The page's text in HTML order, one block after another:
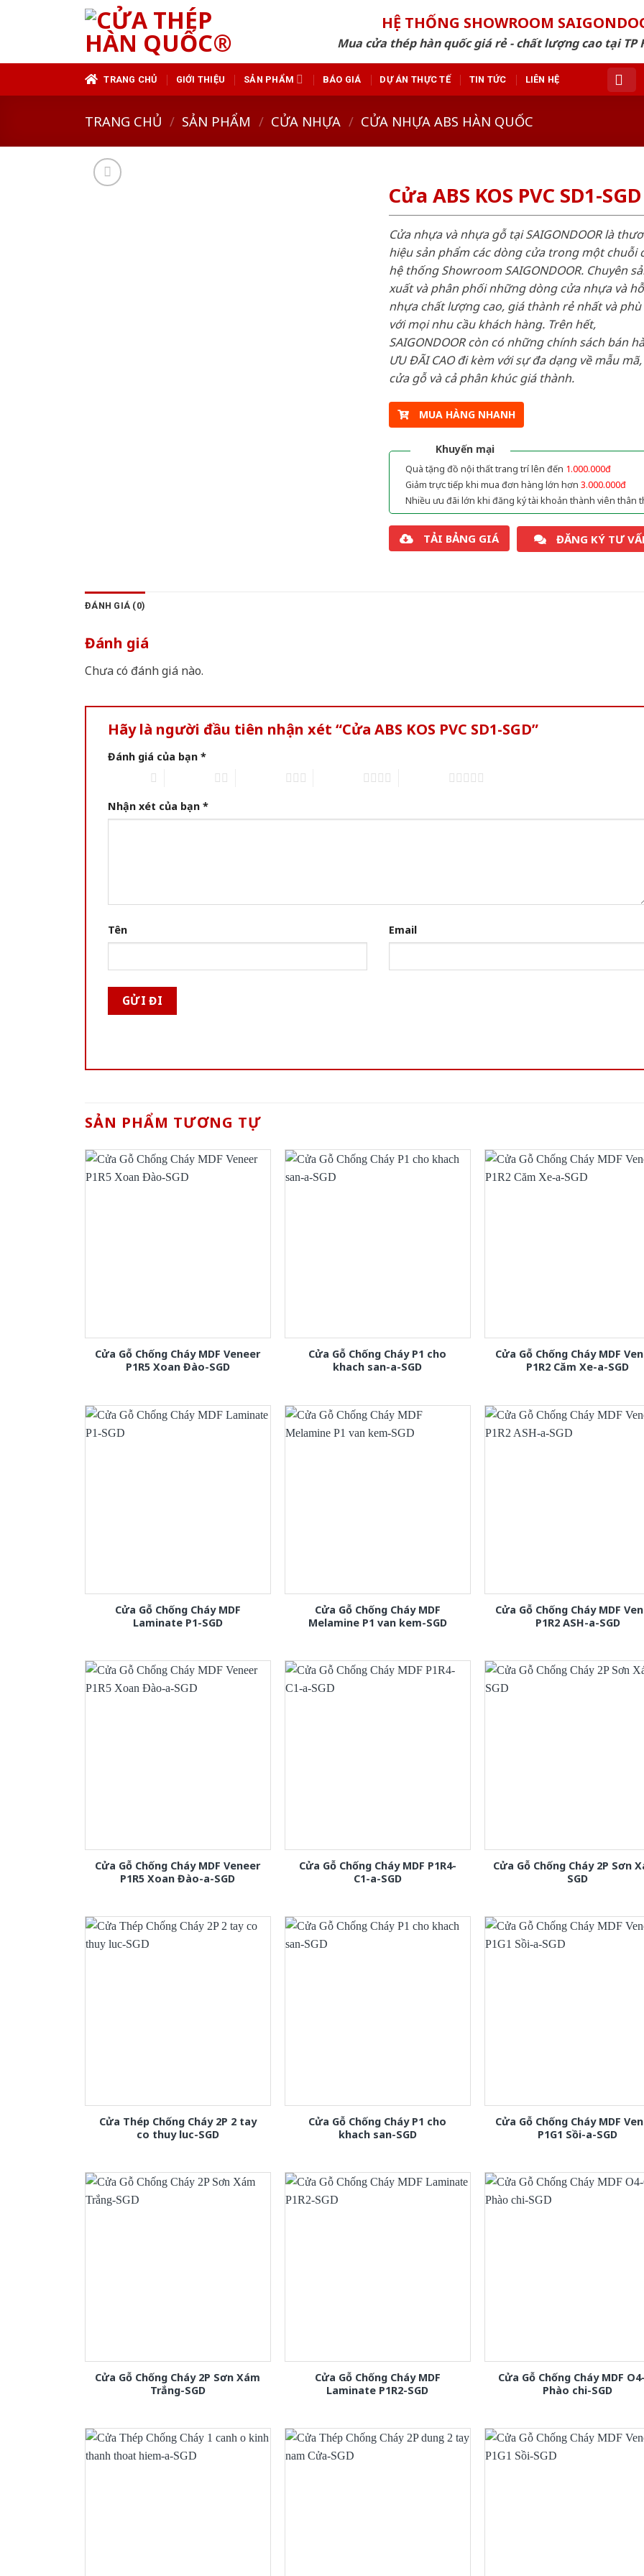
HỆ THỐNG SHOWROOM
Mua cửa thép hàn quốc giá rẻ - chất lượng cao tại TP
TRANG CHỦ GIỚI THIỆU SẢN PHẨM BÁO GIÁ DỰ ÁN THỰC TẾ TIN TỨC LIÊN HỆ
TRANG CHỦ / SẢN PHẨM / CỬA NHỰA / CỬA NHỰA ABS HÀN QUỐC
Cửa ABS KOS PVC SD1-SGD
Cửa nhựa và nhựa gỗ tại SAIGONDOOR là
hiệu sản phẩm các dòng cửa trong một chuỗi
hệ thống Showroom SAIGONDOOR. Chuyên
xuất và phân phối những dòng cửa nhựa và
nhựa chất lượng cao, giá thành rẻ nhất và
với mọi nhu cầu khách hàng. Trên hết,
SAIGONDOOR còn có những chính sách bán
ƯU ĐÃI CAO đi kèm với sự đa dạng về mẫu
cửa gỗ và cả phân khúc giá thành.
MUA HÀNG NHANH
Khuyến mại
Quà tặng đồ nội thất trang trí lên đến 1.000.000đ
Giảm trực tiếp khi mua đơn hàng lớn hơn 3.000.000đ
Nhiều ưu đãi lớn khi đăng ký tài khoản thành viên thân
TẢI BẢNG GIÁ ĐĂNG KÝ TƯ
ĐÁNH GIÁ (0)
Đánh giá
Chưa có đánh giá nào.
Hãy là người đầu tiên nhận xét “Cửa ABS KOS PVC SD1-SGD”
Đánh giá của bạn *
Nhận xét của bạn *
Tên Email
SẢN PHẨM TƯƠNG TỰ
Cửa Gỗ Chống Cháy MDF Veneer
P1R5 Xoan Đào-SGD
Cửa Gỗ Chống Cháy P1 cho
khach san-a-SGD
Cửa Gỗ Chống Cháy MDF
P1R2 Căm Xe-a-SGD
Cửa Gỗ Chống Cháy MDF
Laminate P1-SGD
Cửa Gỗ Chống Cháy MDF
Melamine P1 van kem-SGD
Cửa Gỗ Chống Cháy MDF
P1R2 ASH-a-SGD
Cửa Gỗ Chống Cháy MDF Veneer
P1R5 Xoan Đào-a-SGD
Cửa Gỗ Chống Cháy MDF P1R4-
C1-a-SGD
Cửa Gỗ Chống Cháy 2P Sơn
SGD
Cửa Thép Chống Cháy 2P 2 tay
co thuy luc-SGD
Cửa Gỗ Chống Cháy P1 cho
khach san-SGD
Cửa Gỗ Chống Cháy MDF
P1G1 Sồi-a-SGD
Cửa Gỗ Chống Cháy 2P Sơn Xám
Trắng-SGD
Cửa Gỗ Chống Cháy MDF
Laminate P1R2-SGD
Cửa Gỗ Chống Cháy MDF
Phào chi-SGD